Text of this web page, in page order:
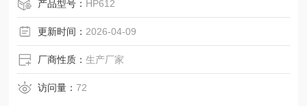
产品型号： HP612
更新时间： 2026-04-09
厂商性质：生产厂家
访问量：72